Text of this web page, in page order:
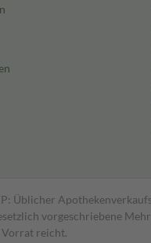
Üblicher
vorgeschriebene
Vorrat reicht.